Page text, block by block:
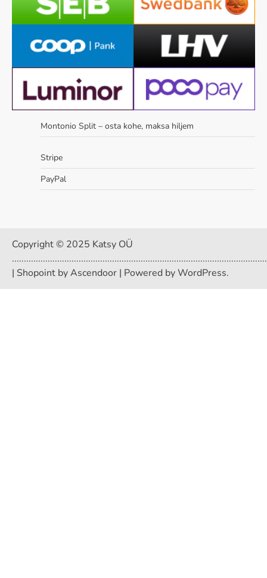
Montonio Split – osta kohe, maksa hiljem
Stripe
PayPal
Copyright © 2025 Katsy OÜ
| Shopoint byAscendoor | Powered byWordPress.